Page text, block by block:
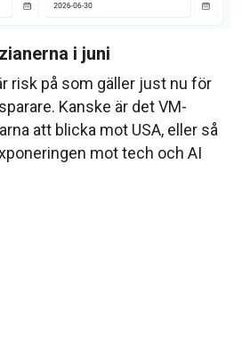
i juni
risk på som gäller just nu för
Kanske är det VM-
att blicka mot USA, eller så
mot tech och AI